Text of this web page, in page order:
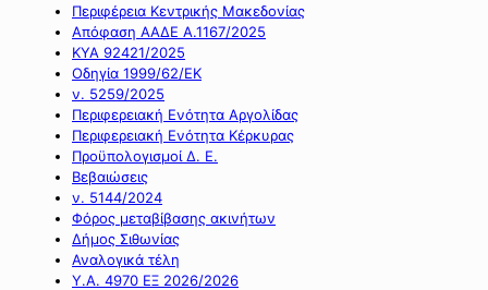
Περιφέρεια Κεντρικής Μακεδονίας
Απόφαση ΑΑΔΕ Α.1167/2025
ΚΥΑ 92421/2025
Οδηγία 1999/62/ΕΚ
ν. 5259/2025
Περιφερειακή Ενότητα Αργολίδας
Περιφερειακή Ενότητα Κέρκυρας
Προϋπολογισμοί Δ. Ε.
Βεβαιώσεις
ν. 5144/2024
Φόρος μεταβίβασης ακινήτων
Δήμος Σιθωνίας
Αναλογικά τέλη
Υ.Α. 4970 ΕΞ 2026/2026